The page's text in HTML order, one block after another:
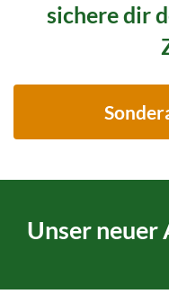
sichere dir
Unser